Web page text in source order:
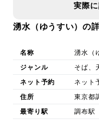
実際
湧水（ゆうすい）の
名称 湧水（
ジャンル そば、
ネット予約 ネット
住所 東京都
最寄り駅 調布駅